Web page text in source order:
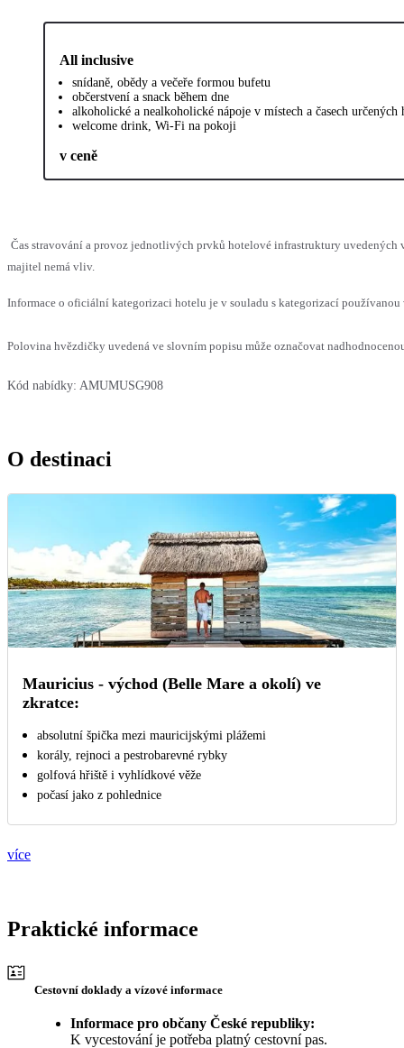
All inclusive
snídaně, obědy a večeře formou bufetu
občerstvení a snack během dne
alkoholické a nealkoholické nápoje v místech a časech určených
welcome drink, Wi-Fi na pokoji
v ceně
Čas stravování a provoz jednotlivých prvků hotelové infrastruktury uvedených
majitel nemá vliv.
Informace o oficiální kategorizaci hotelu je v souladu s kategorizací
Polovina hvězdičky uvedená ve slovním popisu může označovat
Kód nabídky: AMUMUSG908
O destinaci
Mauricius - východ (Belle Mare a okolí) ve
zkratce:
absolutní špička mezi mauricijskými plážemi
korály, rejnoci a pestrobarevné rybky
golfová hřiště i vyhlídkové věže
počasí jako z pohlednice
více
Praktické informace
Cestovní doklady a vízové informace
Informace pro občany České republiky:
K vycestování je potřeba platný cestovní pas.